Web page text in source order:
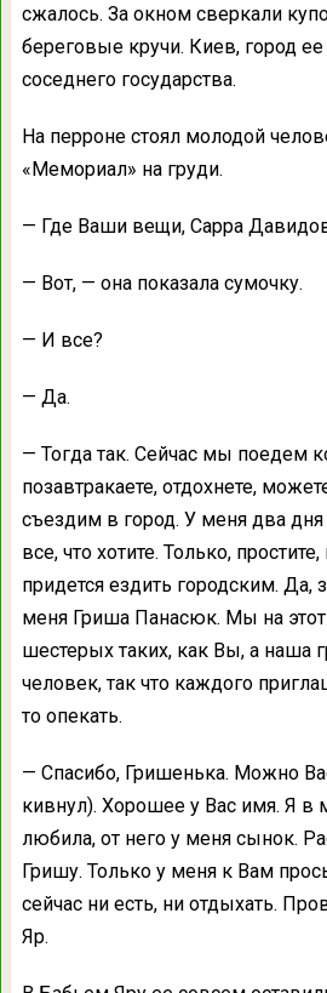
сжалось. За окном сверкали
береговые кручи. Киев, город
соседнего государства.
На перроне стоял молодой
«Мемориал» на груди.
— Где Ваши вещи, Сарра
— Вот, — она показала сумочку.
— И все?
— Да.
— Тогда так. Сейчас мы поедем
позавтракаете, отдохнете,
съездим в город. У меня два
все, что хотите. Только,
придется ездить городским. Да,
меня Гриша Панасюк. Мы на этот
шестерых таких, как Вы, а наша
человек, так что каждого
то опекать.
— Спасибо, Гришенька. Можно
кивнул). Хорошее у Вас имя. Я в
любила, от него у меня сынок.
Гришу. Только у меня к Вам
сейчас ни есть, ни отдыхать.
Яр.